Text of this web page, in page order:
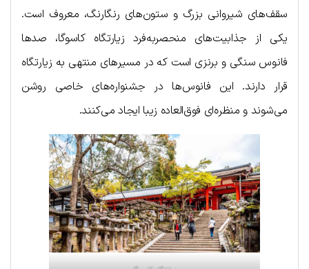
سقف‌های شیروانی بزرگ و ستون‌های رنگارنگ، معروف است.
یکی از جذابیت‌های منحصربه‌فرد زیارتگاه کاسوگا، صدها
فانوس سنگی و برنزی است که در مسیرهای منتهی به زیارتگاه
قرار دارند. این فانوس‌ها در جشنواره‌های خاصی روشن
می‌شوند و منظره‌ای فوق‌العاده زیبا ایجاد می‌کنند.